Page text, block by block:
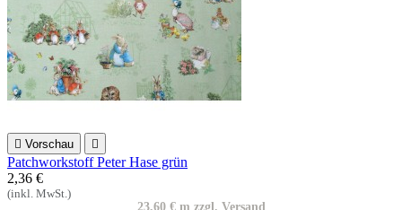
 Vorschau 
Patchworkstoff Peter Hase grün
2,36 €
(inkl. MwSt.)
23,60 € m zzgl. Versand